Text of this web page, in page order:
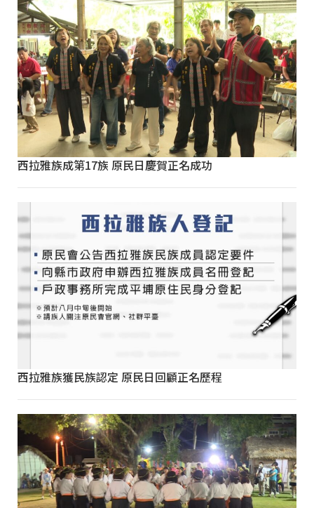
西拉雅族成第17族 原民日慶賀正名成功
西拉雅族獲民族認定 原民日回顧正名歷程